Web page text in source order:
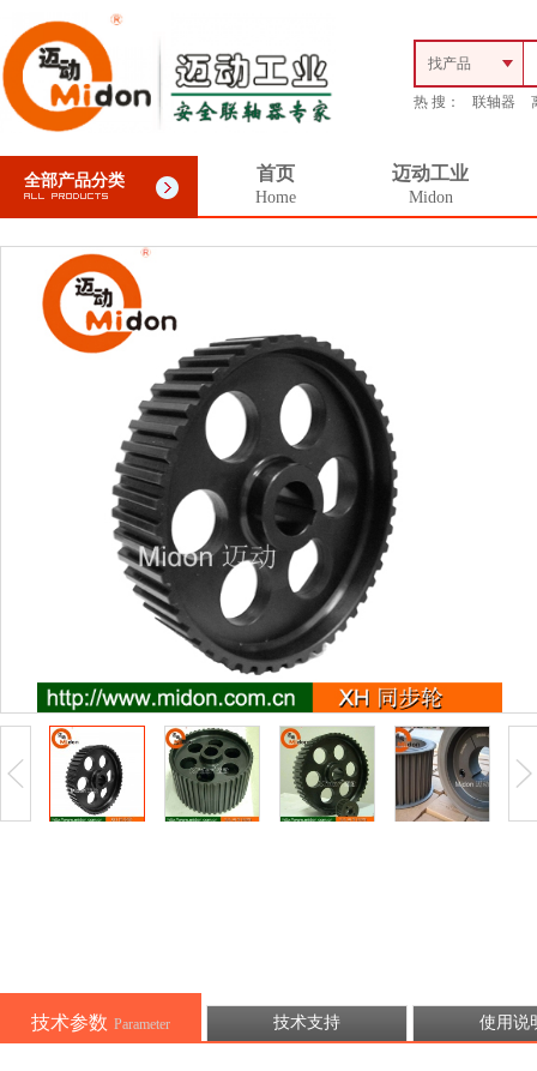
找产品
热 搜： 联轴器
全部产品分类 首页
Home
迈动工业
Midon
技术参数 Parameter 技术支持 使用说